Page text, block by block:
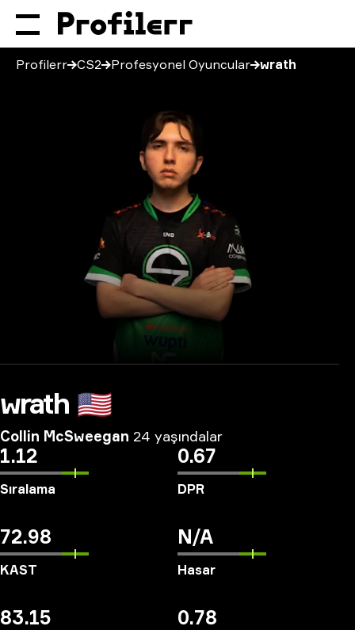
Profilerr CS2 Profesyonel Oyuncular wrath
wrath 🇺🇸
Collin McSweegan 24 yaşındalar
1.12
Sıralama
0.67
DPR
72.98
KAST
N/A
Hasar
83.15 0.78